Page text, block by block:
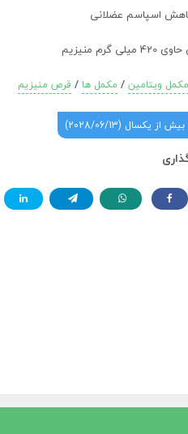
اسپاسم عضلانی
مکمل ویتامین / مکمل ها / قرص منیزیم
از یکسال (2028/06/13)